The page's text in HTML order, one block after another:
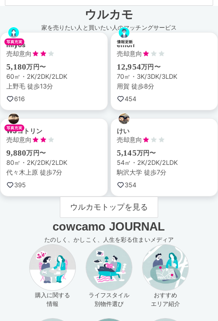
ウルカモ
家を売りたい人と買いたい人のマッチングサービス
miyos
売却意向
5,180万円〜
60㎡・2K/2DK/2LDK
上野毛 徒歩13分
616
emori
売却意向
12,954万円〜
70㎡・3K/3DK/3LDK
用賀 徒歩8分
454
WSコトリン
売却意向
9,880万円〜
80㎡・2K/2DK/2LDK
代々木上原 徒歩7分
395
けい
売却意向
5,145万円〜
54㎡・2K/2DK/2LDK
駒沢大学 徒歩7分
354
ウルカモトップを見る
cowcamo JOURNAL
たのしく、かしこく、人生を彩る住まいメディア
購入に関する
情報
ライフスタイル
別物件選び
おすすめ
エリア紹介